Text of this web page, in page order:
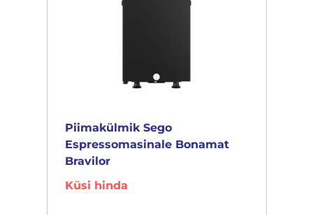
Piimakülmik Sego
Espressomasinale Bonamat
Bravilor
Küsi hinda